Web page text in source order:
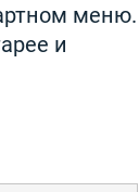
меню.
и